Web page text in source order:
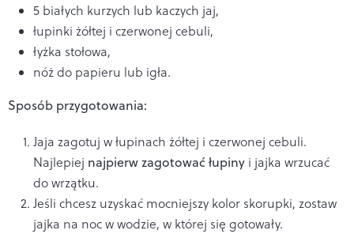
5 białych kurzych lub kaczych jaj,
łupinki żółtej i czerwonej cebuli,
łyżka stołowa,
nóż do papieru lub igła.
Sposób przygotowania:
Jaja zagotuj w łupinach żółtej i czerwonej cebuli.
Najlepiej najpierw zagotować łupiny i jajka wrzucać
do wrzątku.
Jeśli chcesz uzyskać mocniejszy kolor skorupki, zostaw
jajka na noc w wodzie, w której się gotowały.